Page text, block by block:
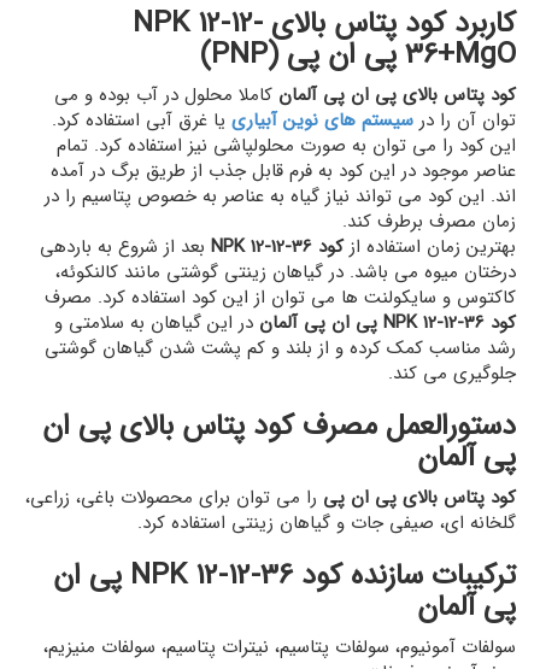
کاربرد کود پتاس بالای NPK 12-12-
36+MgO پی ان پی (PNP)
کود پتاس بالای پی ان پی آلمان کاملا محلول در آب بوده و می
توان آن را در سیستم های نوین آبیاری یا غرق آبی استفاده کرد.
این کود را می توان به صورت محلولپاشی نیز استفاده کرد. تمام
عناصر موجود در این کود به فرم قابل جذب از طریق برگ در آمده
اند. این کود می تواند نیاز گیاه به عناصر به خصوص پتاسیم را در
زمان مصرف برطرف کند.
بهترین زمان استفاده ازکود NPK 12-12-36
بعد از شروع به باردهی
درختان میوه می باشد. در گیاهان زینتی گوشتی مانند کالنکوئه،
کاکتوس و سایکولنت ها می توان از این کود استفاده کرد. مصرف
کود NPK 12-12-36 پی ان پی آلمان
در این گیاهان به سلامتی و
رشد مناسب کمک کرده و از بلند و کم پشت شدن گیاهان گوشتی
جلوگیری می کند.
دستورالعمل مصرف کود پتاس بالای پی ان
پی آلمان
کود پتاس بالای پی ان پی را می توان برای محصولات باغی، زراعی،
گلخانه ای، صیفی جات و گیاهان زینتی استفاده کرد.
ترکیبات سازنده کود NPK 12-12-36 پی ان
پی آلمان
سولفات آمونیوم، سولفات پتاسیم، نیترات پتاسیم، سولفات منیزیم،